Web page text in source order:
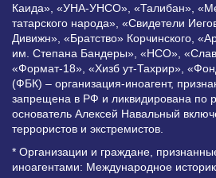
Каида», «УНА-УНСО», «Талибан»,
татарского народа», «Свидетели
Дивижн», «Братство» Корчинского,
им. Степана Бандеры», «НСО»,
«Формат-18», «Хизб ут-Тахрир»,
(ФБК) – организация-иноагент,
запрещена в РФ и ликвидирована по
основатель Алексей Навальный
террористов и экстремистов.
* Организации и граждане,
иноагентами: Международное